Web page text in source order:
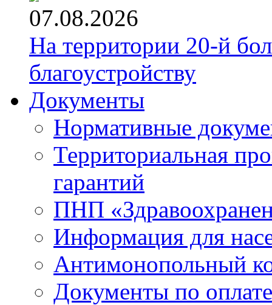
07.08.2026
На территории 20-й
благоустройству
Документы
Нормативные
Территориальная
гарантий
ПНП
Информация для
Антимонопольный
Документы по